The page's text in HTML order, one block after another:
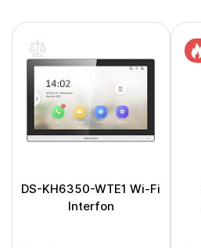
DS-KH6350-WTE1 Wi-Fi
Interfon